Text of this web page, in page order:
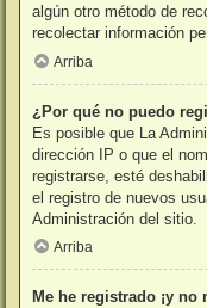
algún otro método de
recolectar información
Arriba
¿Por qué no puedo
Es posible que La
dirección IP o que el
registrarse, esté
el registro de nuevos
Administración del sitio.
Arriba
Me he registrado ¡y